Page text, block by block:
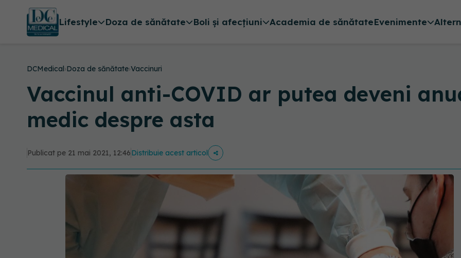
Lifestyle Doza de sănătate Boli și afecțiuni Academia de sănătateEvenimente
DCMedical›Doza de sănătate›Vaccinuri
Vaccinul anti-COVID ar putea deveni
medic despre asta
Publicat pe 21 mai 2021, 12:46Distribuie acest articol